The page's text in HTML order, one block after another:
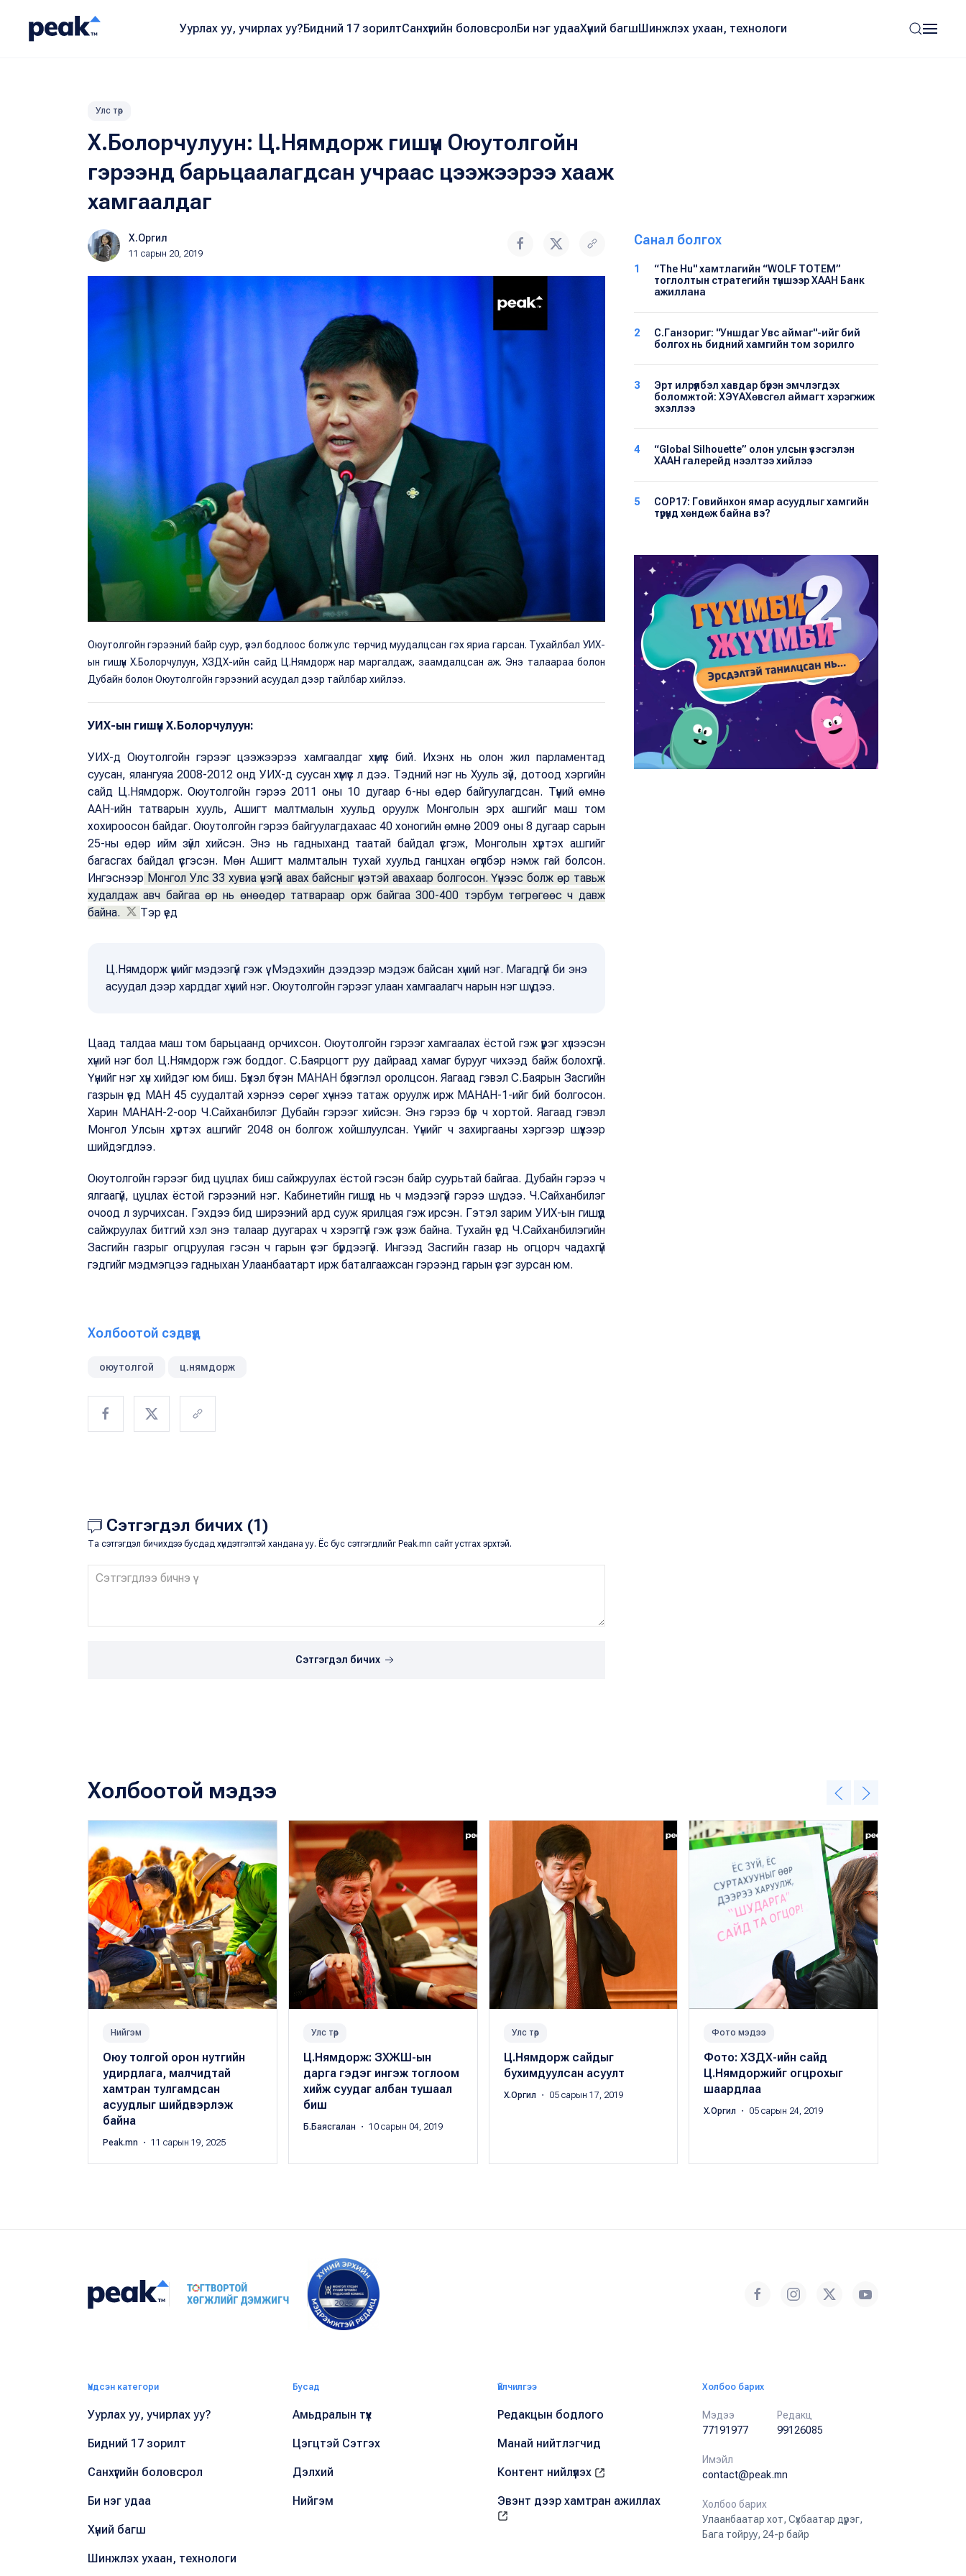
Уурлах уу, учирлах уу?Бидний 17 зорилтСанхүүгийн боловсролБи нэг удааХүний багшШинжлэх ухаан, технологи
Улс төр
Х.Болорчулуун: Ц.Нямдорж гишүүн Оюутолгойн
гэрээнд барьцаалагдсан учраас цээжээрээ хааж
хамгаалдаг
Х.Оргил
11 сарын 20, 2019
Оюутолгойн гэрээний байр суур, үзэл бодлоос болж улс төрчид муудалцсан гэх яриа гарсан. Тухайлбал УИХ-
ын гишүүн Х.Болорчулуун, ХЗДХ-ийн сайд Ц.Нямдорж нар маргалдаж, заамдалцсан аж. Энэ талаараа болон
Дубайн болон Оюутолгойн гэрээний асуудал дээр тайлбар хийлээ.
УИХ-ын гишүүн Х.Болорчулуун:
УИХ-д Оюутолгойн гэрээг цээжээрээ хамгаалдаг хүмүүс бий. Ихэнх нь олон жил парламентад
суусан, ялангуяа 2008-2012 онд УИХ-д суусан хүмүүс л дээ. Тэдний нэг нь Хууль зүй, дотоод хэргийн
сайд Ц.Нямдорж. Оюутолгойн гэрээ 2011 оны 10 дугаар 6-ны өдөр байгуулагдсан. Түүний өмнө
ААН-ийн татварын хууль, Ашигт малтмалын хуульд оруулж Монголын эрх ашгийг маш том
хохироосон байдаг. Оюутолгойн гэрээ байгуулагдахаас 40 хоногийн өмнө 2009 оны 8 дугаар сарын
25-ны өдөр ийм зүйл хийсэн. Энэ нь гадныханд таатай байдал үүсгэж, Монголын хүртэх ашгийг
багасгах байдал үүсгэсэн. Мөн Ашигт малмталын тухай хуульд ганцхан өгүүлбэр нэмж гай болсон.
Ингэснээр Монгол Улс 33 хувиа үнэгүй авах байсныг үнэтэй авахаар болгосон. Үүнээс болж өр тавьж
худалдаж авч байгаа өр нь өнөөдөр татвараар орж байгаа 300-400 тэрбум төгрөгөөс ч давж
байна.
Тэр үед
Ц.Нямдорж үүнийг мэдээгүй гэж үү. Мэдэхийн дээдээр мэдэж байсан хүний нэг. Магадгүй би энэ
асуудал дээр харддаг хүний нэг. Оюутолгойн гэрээг улаан хамгаалагч нарын нэг шүү дээ.
Цаад талдаа маш том барьцаанд орчихсон. Оюутолгойн гэрээг хамгаалах ёстой гэж үүрэг хүлээсэн
хүний нэг бол Ц.Нямдорж гэж боддог. С.Баярцогт руу дайраад хамаг бурууг чихээд байж болохгүй.
Үүнийг нэг хүн хийдэг юм биш. Бүхэл бүтэн МАНАН бүлэглэл оролцсон. Яагаад гэвэл С.Баярын Засгийн
газрын үед МАН 45 суудалтай хэрнээ сөрөг хүчнээ татаж оруулж ирж МАНАН-1-ийг бий болгосон.
Харин МАНАН-2-оор Ч.Сайханбилэг Дубайн гэрээг хийсэн. Энэ гэрээ бүр ч хортой. Яагаад гэвэл
Монгол Улсын хүртэх ашгийг 2048 он болгож хойшлуулсан. Үүнийг ч захиргааны хэргээр шүүхээр
шийдэгдлээ.
Оюутолгойн гэрээг бид цуцлах биш сайжруулах ёстой гэсэн байр суурьтай байгаа. Дубайн гэрээ ч
ялгаагүй, цуцлах ёстой гэрээний нэг. Кабинетийн гишүүд нь ч мэдээгүй гэрээ шүү дээ. Ч.Сайханбилэг
очоод л зурчихсан. Гэхдээ бид ширээний ард сууж ярилцая гэж ирсэн. Гэтэл зарим УИХ-ын гишүүд
сайжруулах битгий хэл энэ талаар дуугарах ч хэрэггүй гэж үзэж байна. Тухайн үед Ч.Сайханбилэгийн
Засгийн газрыг огцруулая гэсэн ч гарын үсэг бүрдээгүй. Ингээд Засгийн газар нь огцорч чадахгүй
гэдгийг мэдмэгцээ гадныхан Улаанбаатарт ирж баталгаажсан гэрээнд гарын үсэг зурсан юм.
Холбоотой сэдвүүд
оюутолгой ц.нямдорж
Сэтгэгдэл бичих (1)
Та сэтгэгдэл бичихдээ бусдад хүндэтгэлтэй хандана уу. Ёс бус сэтгэгдлийг Peak.mn сайт устгах эрхтэй.
Сэтгэгдэл бичих
Санал болгох
1
“The Hu" хамтлагийн “WOLF TOTEM”
тоглолтын стратегийн түншээр ХААН Банк
ажиллана
2
С.Ганзориг: "Уншдаг Увс аймаг"-ийг бий
болгох нь бидний хамгийн том зорилго
3
Эрт илрүүлбэл хавдар бүрэн эмчлэгдэх
боломжтой: ХЭҮА​Хөвсгөл аймагт хэрэгжиж
эхэллээ
4
“Global Silhouette” олон улсын үзэсгэлэн
ХААН галерейд нээлтээ хийлээ
5
COP17: Говийнхон ямар асуудлыг хамгийн
түрүүнд хөндөж байна вэ?
Холбоотой мэдээ
Нийгэм
Оюу толгой орон нутгийн
удирдлага, малчидтай
хамтран тулгамдсан
асуудлыг шийдвэрлэж
байна
Peak.mn ・ 11 сарын 19, 2025
Улс төр
Ц.Нямдорж: ЗХЖШ-ын
дарга гэдэг ингэж тоглоом
хийж суудаг албан тушаал
биш
Б.Баясгалан ・ 10 сарын 04, 2019
Улс төр
Ц.Нямдорж сайдыг
бухимдуулсан асуулт
Х.Оргил ・ 05 сарын 17, 2019
Фото мэдээ
Фото: ХЗДХ-ийн сайд
Ц.Нямдоржийг огцрохыг
шаардлаа
Х.Оргил ・ 05 сарын 24, 2019
Үндсэн категори
Уурлах уу, учирлах уу?
Бидний 17 зорилт
Санхүүгийн боловсрол
Би нэг удаа
Хүний багш
Шинжлэх ухаан, технологи
Бусад
Амьдралын түүх
Цэгцтэй Сэтгэх
Дэлхий
Нийгэм
Үйлчилгээ
Редакцын бодлого
Манай нийтлэгчид
Контент нийлүүлэх
Эвэнт дээр хамтран ажиллах
Холбоо барих
Мэдээ
77191977
Редакц
99126085
Имэйл
contact@peak.mn
Холбоо барих
Улаанбаатар хот, Сүхбаатар дүүрэг,
Бага тойруу, 24-р байр